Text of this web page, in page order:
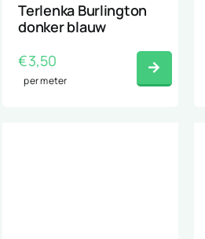
Terlenka Burlington
donker blauw
€3,50
per meter